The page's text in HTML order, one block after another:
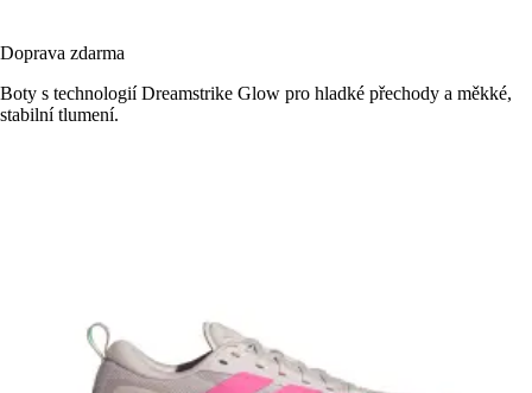
Doprava zdarma
Boty s technologií Dreamstrike Glow pro hladké přechody a měkké,
stabilní tlumení.